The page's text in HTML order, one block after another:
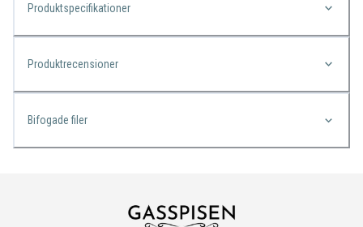
Produktspecifikationer
Produktrecensioner
Bifogade filer